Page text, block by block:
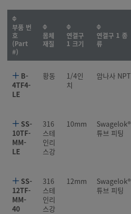
부품 번
호
(Part
#)
몸체
재질
연결구
1 크기
연결구 1 종
류
B-
4TF4-
LE
황동
1/4인
치
암나사 NPT
SS-
10TF-
MM-
LE
316
스테
인리
스강
10mm
Swagelok®
튜브 피팅
SS-
12TF-
MM-
40
316
스테
인리
스강
12mm
Swagelok®
튜브 피팅